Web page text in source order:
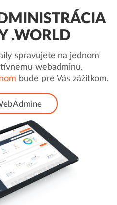
.WORLD
spravujete na jednom
webadminu.
bude pre Vás zážitkom.